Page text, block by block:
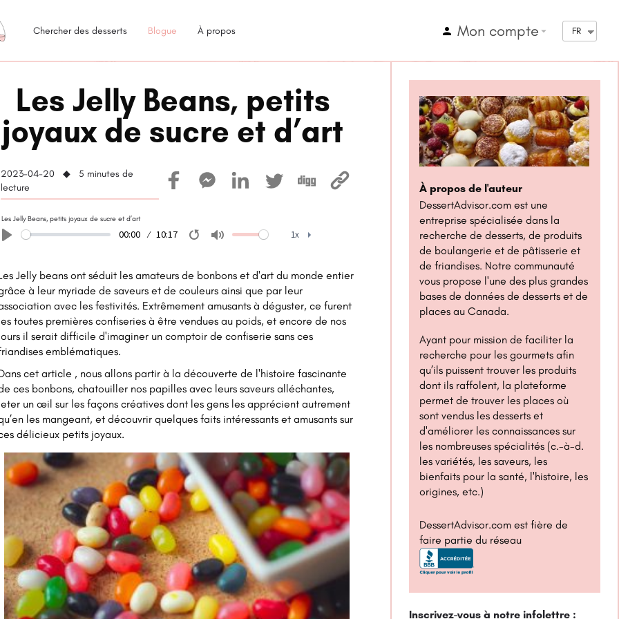
Chercher des desserts Blogue À propos Mon comptearrow_drop_down FR
Les Jelly Beans, petits
joyaux de sucre et d’art
2023-04-20 ◆ 5 minutes de
lecture
Les Jelly Beans, petits joyaux de sucre et d’art
00:00
10:17
1x
Jelly beans ont séduit les amateurs de bonbons et d'art du monde entier
à leur myriade de saveurs et de couleurs ainsi que par leur
avec les festivités. Extrêmement amusants à déguster, ce furent
toutes premières confiseries à être vendues au poids, et encore de nos
il serait difficile d'imaginer un comptoir de confiserie sans ces
emblématiques.
cet article , nous allons partir à la découverte de l'histoire fascinante
ces bonbons, chatouiller nos papilles avec leurs saveurs alléchantes,
un œil sur les façons créatives dont les gens les apprécient autrement
les mangeant, et découvrir quelques faits intéressants et amusants sur
délicieux petits joyaux.
À propos de l'auteur
DessertAdvisor.com est une
entreprise spécialisée dans la
recherche de desserts, de produits
de boulangerie et de pâtisserie et
de friandises. Notre communauté
vous propose l'une des plus grandes
bases de données de desserts et de
places au Canada.
Ayant pour mission de faciliter la
recherche pour les gourmets afin
qu’ils puissent trouver les produits
dont ils raffolent, la plateforme
permet de trouver les places où
sont vendus les desserts et
d'améliorer les connaissances sur
les nombreuses spécialités (c.-à-d.
les variétés, les saveurs, les
bienfaits pour la santé, l'histoire, les
origines, etc.)
DessertAdvisor.com est fière de
faire partie du réseau
Inscrivez-vous à notre infolettre :